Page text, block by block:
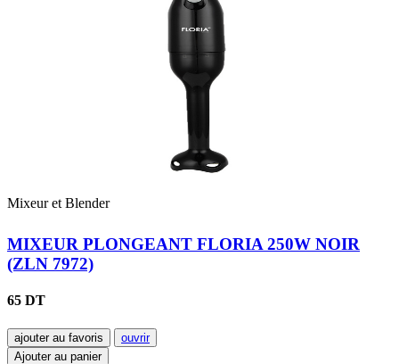
Mixeur et Blender
MIXEUR PLONGEANT FLORIA 250W NOIR
(ZLN 7972)
65 DT
ajouter au favoris
ouvrir
Ajouter au panier